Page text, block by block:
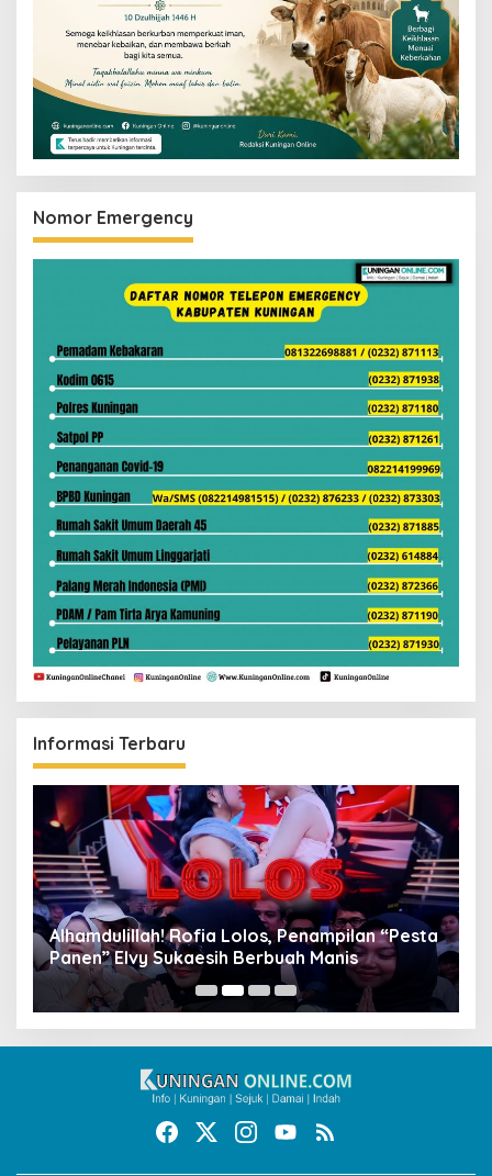
Nomor Emergency
Informasi Terbaru
Alhamdulillah! Rofia Lolos, Penampilan “Pesta
Panen” Elvy Sukaesih Berbuah Manis